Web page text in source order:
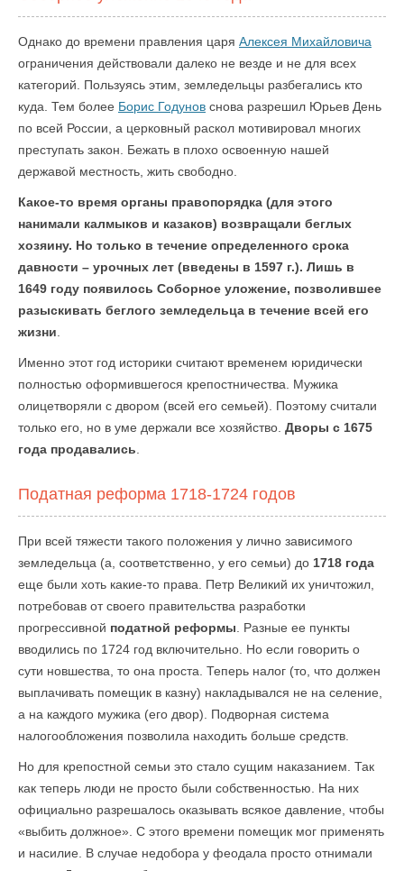
Однако до времени правления царя Алексея Михайловича
ограничения действовали далеко не везде и не для всех
категорий. Пользуясь этим, земледельцы разбегались кто
куда. Тем более Борис Годунов снова разрешил Юрьев День
по всей России, а церковный раскол мотивировал многих
преступать закон. Бежать в плохо освоенную нашей
державой местность, жить свободно.
Какое-то время органы правопорядка (для этого
нанимали калмыков и казаков) возвращали беглых
хозяину. Но только в течение определенного срока
давности – урочных лет (введены в 1597 г.). Лишь в
1649 году появилось Соборное уложение, позволившее
разыскивать беглого земледельца в течение всей его
жизни
Именно этот год историки считают временем юридически
полностью оформившегося крепостничества. Мужика
олицетворяли с двором (всей его семьей). Поэтому считали
только его, но в уме держали все хозяйство. Дворы с 1675
года продавались
Податная реформа 1718-1724 годов
При всей тяжести такого положения у лично зависимого
земледельца (а, соответственно, у его семьи) до 1718 года
еще были хоть какие-то права. Петр Великий их уничтожил,
потребовав от своего правительства разработки
прогрессивной податной реформы . Разные ее пункты
вводились по 1724 год включительно. Но если говорить о
сути новшества, то она проста. Теперь налог (то, что должен
выплачивать помещик в казну) накладывался не на селение,
а на каждого мужика (его двор). Подворная система
налогообложения позволила находить больше средств.
Но для крепостной семьи это стало сущим наказанием. Так
как теперь люди не просто были собственностью. На них
официально разрешалось оказывать всякое давление, чтобы
«выбить должное». С этого времени помещик мог применять
и насилие. В случае недобора у феодала просто отнимали